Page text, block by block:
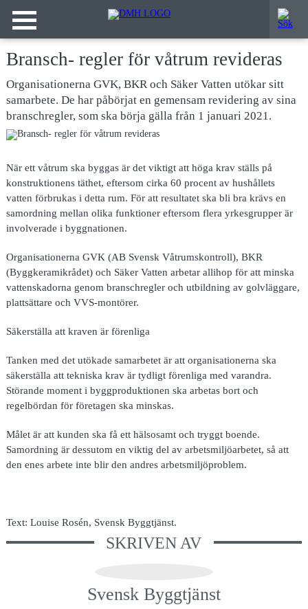
Bransch- regler för våtrum revideras
Organisationerna GVK, BKR och Säker Vatten utökar sitt
samarbete. De har påbörjat en gemensam revidering av sina
branschregler, som ska börja gälla från 1 januari 2021.
När ett våtrum ska byggas är det viktigt att höga krav ställs på
konstruktionens täthet, eftersom cirka 60 procent av hushållets
vatten förbrukas i detta rum. För att resultatet ska bli bra krävs en
samordning mellan olika funktioner eftersom flera yrkesgrupper är
involverade i byggnationen.
Organisationerna GVK (AB Svensk Våtrumskontroll), BKR
(Byggkeramikrådet) och Säker Vatten arbetar allihop för att minska
vattenskadorna genom branschregler och utbildning av golvläggare,
plattsättare och VVS-montörer.
Säkerställa att kraven är förenliga
Tanken med det utökade samarbetet är att organisationerna ska
säkerställa att tekniska krav är tydligt förenliga med varandra.
Störande moment i byggproduktionen ska arbetas bort och
regelbördan för företagen ska minskas.
Målet är att kunden ska få ett hälsosamt och tryggt boende.
Samordning är dessutom en viktig del av arbetsmiljöarbetet, så att
den enes arbete inte blir den andres arbetsmiljöproblem.
Text: Louise Rosén, Svensk Byggtjänst.
SKRIVEN AV
Svensk Byggtjänst